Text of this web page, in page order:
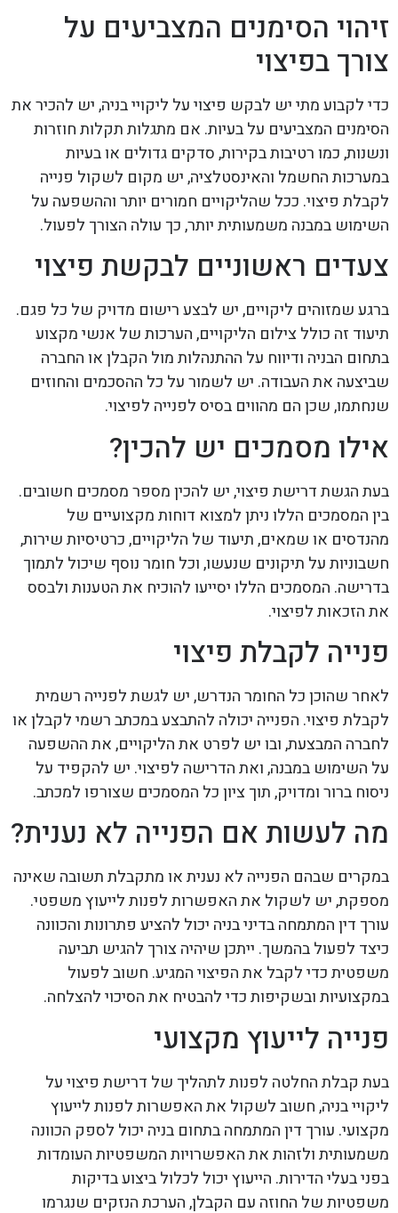
זיהוי הסימנים המצביעים על
צורך בפיצוי
כדי לקבוע מתי יש לבקש פיצוי על ליקויי בניה, יש להכיר את
הסימנים המצביעים על בעיות. אם מתגלות תקלות חוזרות
ונשנות, כמו רטיבות בקירות, סדקים גדולים או בעיות
במערכות החשמל והאינסטלציה, יש מקום לשקול פנייה
לקבלת פיצוי. ככל שהליקויים חמורים יותר וההשפעה על
השימוש במבנה משמעותית יותר, כך עולה הצורך לפעול.
צעדים ראשוניים לבקשת פיצוי
ברגע שמזוהים ליקויים, יש לבצע רישום מדויק של כל פגם.
תיעוד זה כולל צילום הליקויים, הערכות של אנשי מקצוע
בתחום הבניה ודיווח על ההתנהלות מול הקבלן או החברה
שביצעה את העבודה. יש לשמור על כל ההסכמים והחוזים
שנחתמו, שכן הם מהווים בסיס לפנייה לפיצוי.
אילו מסמכים יש להכין?
בעת הגשת דרישת פיצוי, יש להכין מספר מסמכים חשובים.
בין המסמכים הללו ניתן למצוא דוחות מקצועיים של
מהנדסים או שמאים, תיעוד של הליקויים, כרטיסיות שירות,
חשבוניות על תיקונים שנעשו, וכל חומר נוסף שיכול לתמוך
בדרישה. המסמכים הללו יסייעו להוכיח את הטענות ולבסס
את הזכאות לפיצוי.
פנייה לקבלת פיצוי
לאחר שהוכן כל החומר הנדרש, יש לגשת לפנייה רשמית
לקבלת פיצוי. הפנייה יכולה להתבצע במכתב רשמי לקבלן או
לחברה המבצעת, ובו יש לפרט את הליקויים, את ההשפעה
על השימוש במבנה, ואת הדרישה לפיצוי. יש להקפיד על
ניסוח ברור ומדויק, תוך ציון כל המסמכים שצורפו למכתב.
מה לעשות אם הפנייה לא נענית?
במקרים שבהם הפנייה לא נענית או מתקבלת תשובה שאינה
מספקת, יש לשקול את האפשרות לפנות לייעוץ משפטי.
עורך דין המתמחה בדיני בניה יכול להציע פתרונות והכוונה
כיצד לפעול בהמשך. ייתכן שיהיה צורך להגיש תביעה
משפטית כדי לקבל את הפיצוי המגיע. חשוב לפעול
במקצועיות ובשקיפות כדי להבטיח את הסיכוי להצלחה.
פנייה לייעוץ מקצועי
בעת קבלת החלטה לפנות לתהליך של דרישת פיצוי על
ליקויי בניה, חשוב לשקול את האפשרות לפנות לייעוץ
מקצועי. עורך דין המתמחה בתחום בניה יכול לספק הכוונה
משמעותית ולזהות את האפשרויות המשפטיות העומדות
בפני בעלי הדירות. הייעוץ יכול לכלול ביצוע בדיקות
משפטיות של החוזה עם הקבלן, הערכת הנזקים שנגרמו